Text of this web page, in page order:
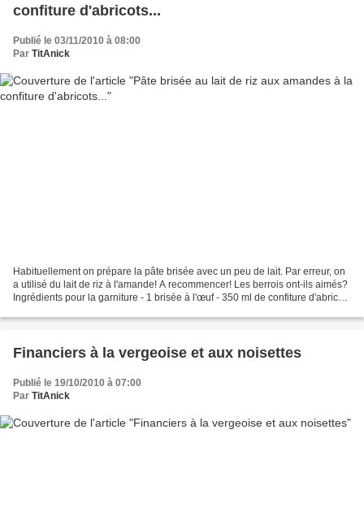
confiture d'abricots...
Publié le 03/11/2010 à 08:00
Par TitAnick
Habituellement on prépare la pâte brisée avec un peu de lait. Par erreur, on
a utilisé du lait de riz à l'amande! A recommencer! Les berrois ont-ils aimés?
Ingrédients pour la garniture - 1 brisée à l'œuf - 350 ml de confiture d'abricots
Financiers à la vergeoise et aux noisettes
Publié le 19/10/2010 à 07:00
Par TitAnick